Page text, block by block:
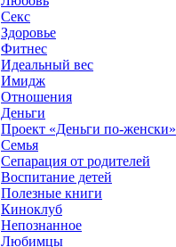
Секс
Здоровье
Фитнес
Идеальный вес
Имидж
Отношения
Деньги
Проект «Деньги по-женски»
Семья
Сепарация от родителей
Воспитание детей
Полезные книги
Киноклуб
Непознанное
Любимцы